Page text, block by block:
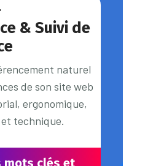
& Suivi de
naturel
de son site web
ergonomique,
technique.
mots clés et